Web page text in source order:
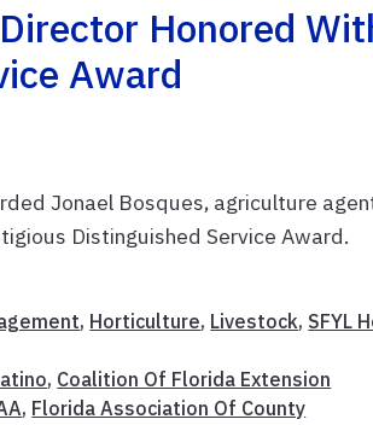
Honored
Award
Jonael Bosques, agriculture
Distinguished Service Award.
, Horticulture, Livestock, SFYL
, Coalition Of Florida Extension
, Florida Association Of County